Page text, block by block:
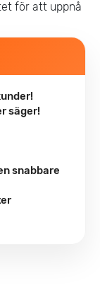
för att uppnå
säger!
snabbare